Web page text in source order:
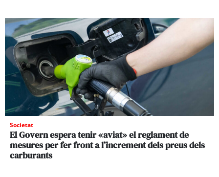
Societat
El Govern espera tenir «aviat» el reglament de
mesures per fer front a l’increment dels preus dels
carburants